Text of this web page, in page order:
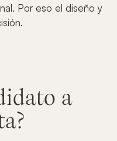
Por eso el diseño y
a